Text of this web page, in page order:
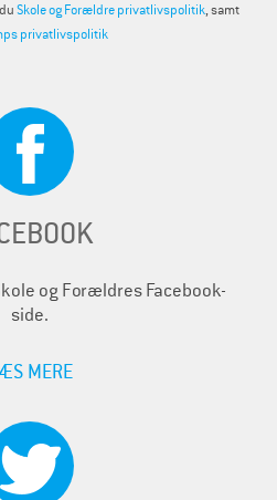
Skole og Forældre privatlivspolitik, samt
privatlivspolitik
og Forældres Facebook-
side.
MERE